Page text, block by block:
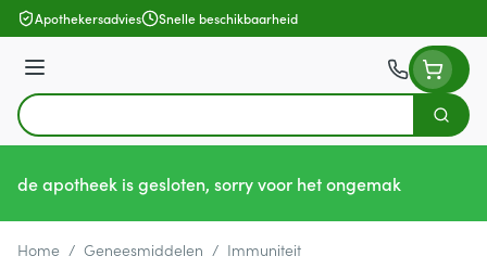
Ga naar de inhoud
Apothekersadvies Snelle beschikbaarheid
Menu
Product, merk, categorie...
Zoek
de apotheek is gesloten, sorry voor het ongemak
Home / Geneesmiddelen / Immuniteit